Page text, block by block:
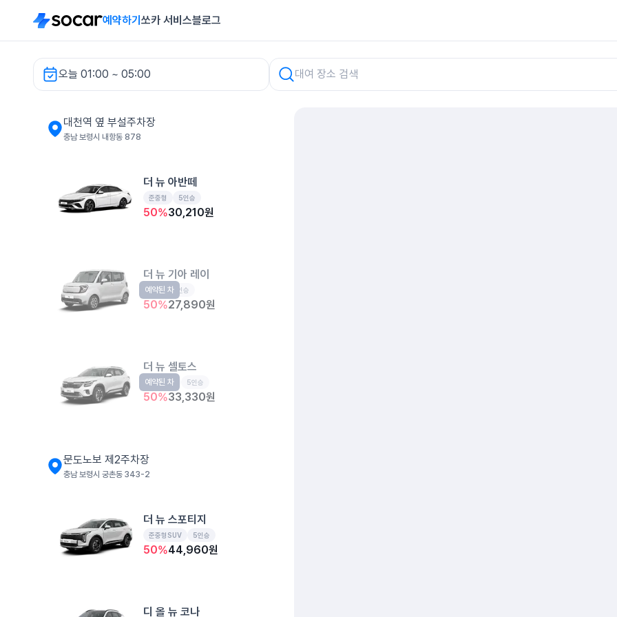
예약하기 쏘카 서비스블로그
오늘 01:00 ~ 05:00
대천역 옆 부설주차장 렌터카
대천역 옆 부설주차장
충남 보령시 내항동 878
더 뉴 아반떼
준중형 5인승
50%30,210원
더 뉴 기아 레이
경형 5인승
50%27,890원
예약된 차
더 뉴 셀토스
소형SUV 5인승
50%33,330원
예약된 차
문도노보 제2주차장
충남 보령시 궁촌동 343-2
더 뉴 스포티지
준중형SUV 5인승
50%44,960원
디 올 뉴 코나